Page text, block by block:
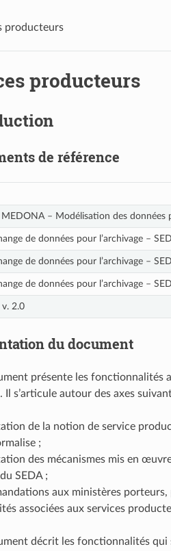
producteurs
producteurs
de référence
– Modélisation des données
de données pour l’archivage –
de données pour l’archivage –
de données pour l’archivage –
v. 2.0
du document
présente les fonctionnalités
Il s’articule autour des axes
de la notion de service
;
des mécanismes mis en
SEDA ;
aux ministères
associées aux services
décrit les fonctionnalités